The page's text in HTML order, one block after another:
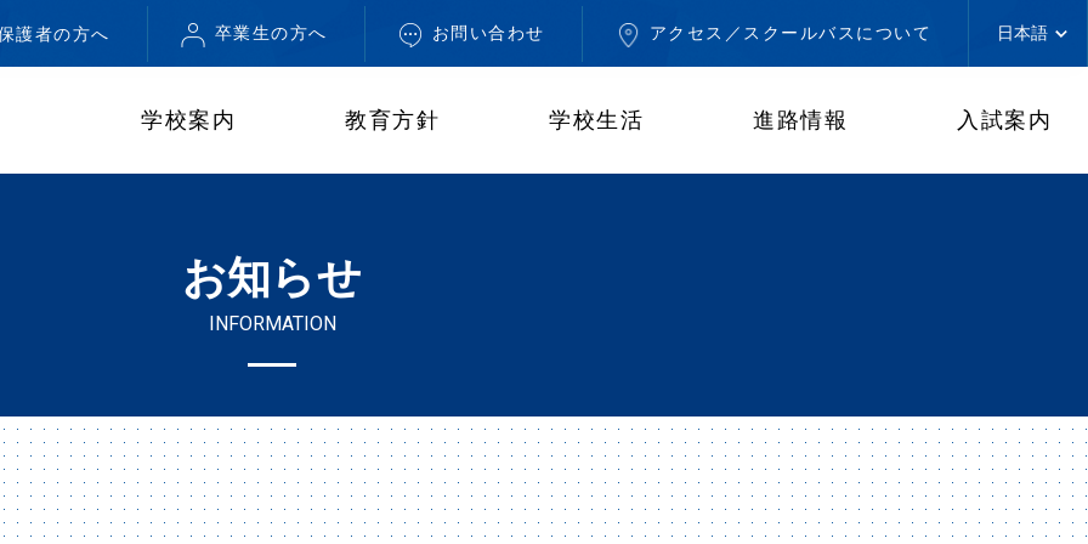
護者の方へ 卒業生の方へ お問い合わせ アクセス／スクールバスについて
学校案内 教育方針 学校生活 進路情報 入試案内
お知らせ
INFORMATION